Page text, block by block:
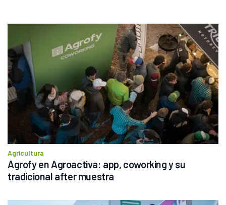
Agricultura
Agrofy en Agroactiva: app, coworking y su
tradicional after muestra